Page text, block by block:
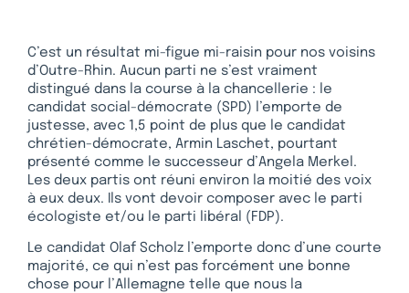
C’est un résultat mi-figue mi-raisin pour nos voisins
d’Outre-Rhin. Aucun parti ne s’est vraiment
distingué dans la course à la chancellerie : le
candidat social-démocrate (SPD) l’emporte de
justesse, avec 1,5 point de plus que le candidat
chrétien-démocrate, Armin Laschet, pourtant
présenté comme le successeur d’Angela Merkel.
Les deux partis ont réuni environ la moitié des voix
à eux deux. Ils vont devoir composer avec le parti
écologiste et/ou le parti libéral (FDP).
Le candidat Olaf Scholz l’emporte donc d’une courte
majorité, ce qui n’est pas forcément une bonne
chose pour l’Allemagne telle que nous la